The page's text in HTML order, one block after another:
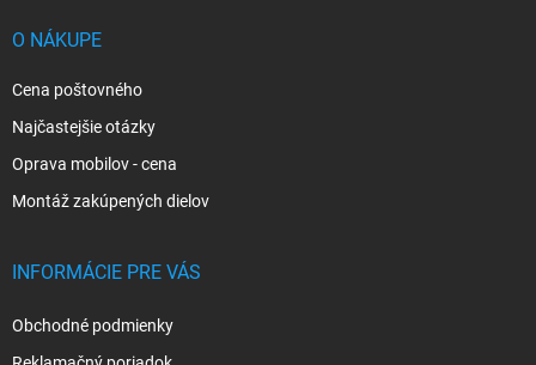
O NÁKUPE
Cena poštovného
Najčastejšie otázky
Oprava mobilov - cena
Montáž zakúpených dielov
INFORMÁCIE PRE VÁS
Obchodné podmienky